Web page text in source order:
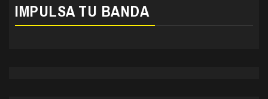
IMPULSA TU BANDA